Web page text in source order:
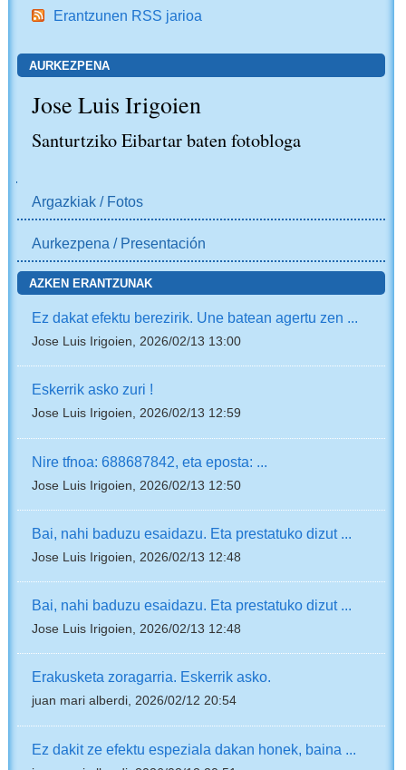
Erantzunen RSS jarioa
AURKEZPENA
Jose Luis Irigoien
Santurtziko Eibartar baten fotobloga
Argazkiak / Fotos
Aurkezpena / Presentación
AZKEN ERANTZUNAK
Ez dakat efektu berezirik. Une batean agertu zen ...
Jose Luis Irigoien, 2026/02/13 13:00
Eskerrik asko zuri !
Jose Luis Irigoien, 2026/02/13 12:59
Nire tfnoa: 688687842, eta eposta: ...
Jose Luis Irigoien, 2026/02/13 12:50
Bai, nahi baduzu esaidazu. Eta prestatuko dizut ...
Jose Luis Irigoien, 2026/02/13 12:48
Bai, nahi baduzu esaidazu. Eta prestatuko dizut ...
Jose Luis Irigoien, 2026/02/13 12:48
Erakusketa zoragarria. Eskerrik asko.
juan mari alberdi, 2026/02/12 20:54
Ez dakit ze efektu espeziala dakan honek, baina ...